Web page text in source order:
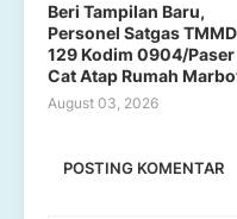
Beri Tampilan Baru,
Personel Satgas TMMD
129 Kodim 0904/Paser
Cat Atap Rumah
August 03, 2026
POSTING KOMENTAR